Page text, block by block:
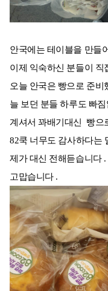
안국에는 테이블을 만들
이제 익숙하신 분들이 직
오늘 안국은 빵으로 준비
늘 보던 분들 하루도 빠
계셔서 꽈배기대신 빵으
82쿡 너무도 감사하다는
제가 대신 전해듣습니다 .
고맙습니다 .